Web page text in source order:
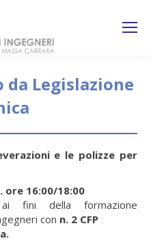
da Legislazione
e le polizze per
ore 16:00/18:00
fini della formazione
con n. 2 CFP